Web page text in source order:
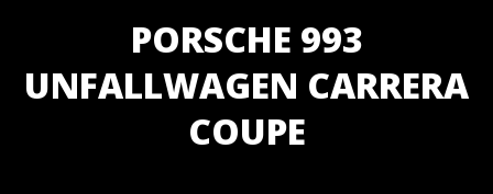
PORSCHE 993
UNFALLWAGEN CARRERA
COUPE